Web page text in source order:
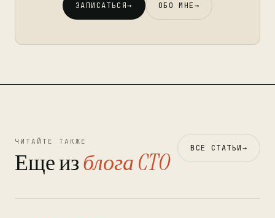
ЗАПИСАТЬСЯ→ ОБО МНЕ→
ЧИТАЙТЕ ТАКЖЕ
Еще изблога CTO ВСЕ СТАТЬИ→